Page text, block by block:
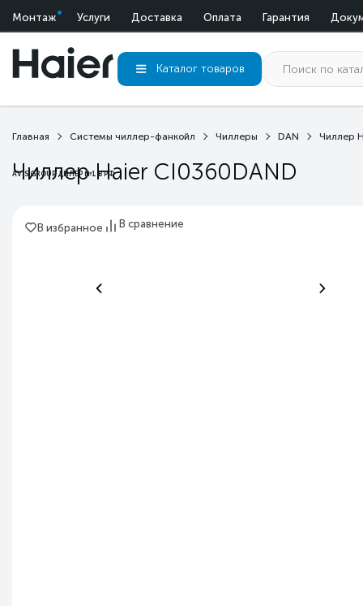
Монтаж Услуги Доставка Оплата Гарантия
AVIS GROUP ДИЛЕР №1 В РФ
Каталог товаров
Главная Системы чиллер-фанкойл Чиллеры DAN Чиллер
Чиллер Haier CI0360DAND
В избранное В сравнение